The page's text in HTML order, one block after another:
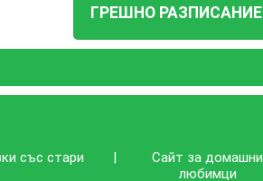
ГРЕШНО РАЗПИСАНИЕ
със стари
|
Сайт за домашни
любимци